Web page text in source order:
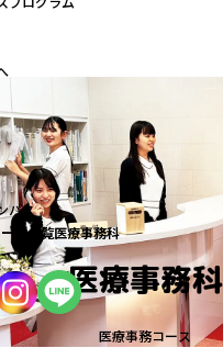
パス
ス一覧医療事務科
医療事務科
医療事務コース